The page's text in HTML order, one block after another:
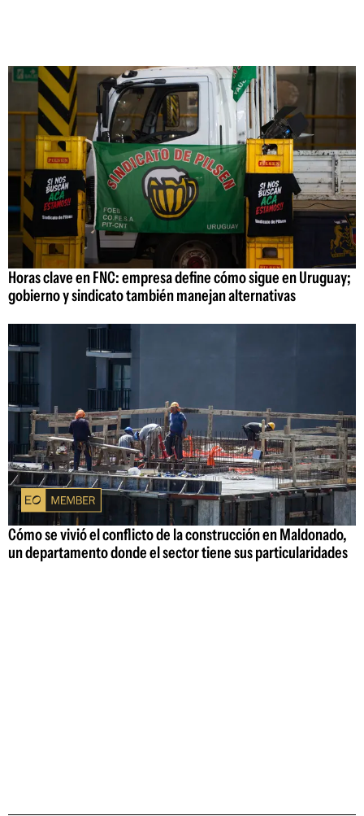
Horas clave en FNC: empresa define cómo sigue en Uruguay;
gobierno y sindicato también manejan alternativas
Cómo se vivió el conflicto de la construcción en Maldonado,
un departamento donde el sector tiene sus particularidades